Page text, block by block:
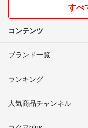
すべ
コンテンツ
ブランド一覧
ランキング
人気商品チャンネル